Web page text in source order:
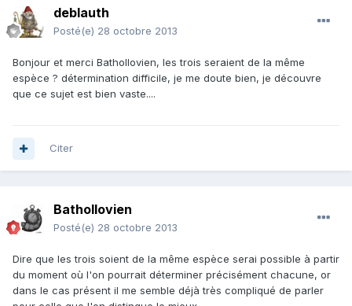
deblauth
Posté(e) 28 octobre 2013
Bonjour et merci Bathollovien, les trois seraient de la même
espèce ? détermination difficile, je me doute bien, je découvre
que ce sujet est bien vaste....
Citer
Bathollovien
Posté(e) 28 octobre 2013
Dire que les trois soient de la même espèce serai possible à partir
du moment où l'on pourrait déterminer précisément chacune, or
dans le cas présent il me semble déjà très compliqué de parler